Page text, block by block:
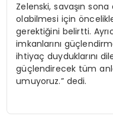
Zelenski, savaşın
olabilmesi için öncelikle
gerektiğini belirtti.
imkanlarını
ihtiyaç duyduklarını
güçlendirecek tüm
umuyoruz.” dedi.